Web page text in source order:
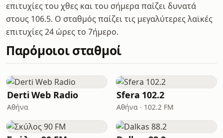
επιτυχίες του χθες και του σήμερα παίζει δυνατά
στους 106.5. Ο σταθμός παίζει τις μεγαλύτερες λαϊκές
επιτυχίες 24 ώρες το 7ήμερο.
Παρόμοιοι σταθμοί
Derti Web Radio
Αθήνα
Sfera 102.2
Αθήνα · 102.2 FM